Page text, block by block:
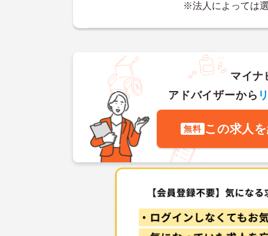
※法人によっては
マイナ
アドバイザーから
無料 この求人